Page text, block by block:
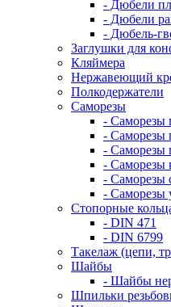
- Дюбели
- Дюбели
- Дюбель-
Заглушки для
Кляймера
Нержавеющий
Полкодержатели
Саморезы
- Саморезы
- Саморезы
- Саморезы
- Саморезы
- Саморезы
- Саморезы
Стопорные
- DIN 471
- DIN 6799
Такелаж (цепи,
Шайбы
- Шайбы
Шпильки